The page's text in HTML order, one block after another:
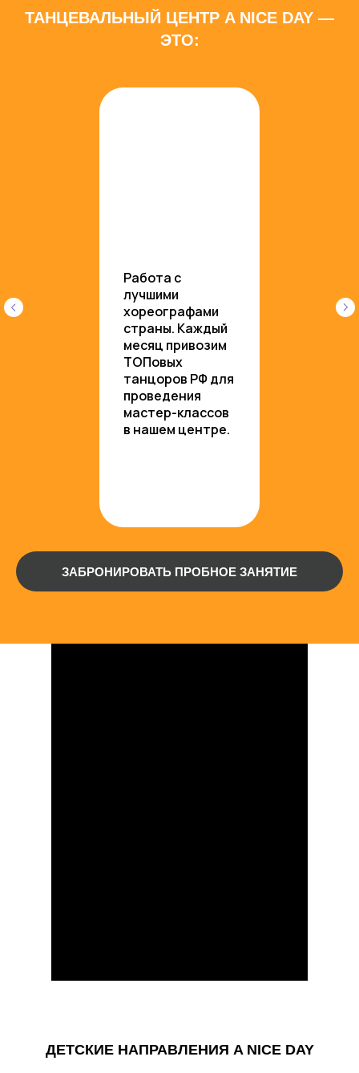
ТАНЦЕВАЛЬНЫЙ ЦЕНТР A NICE DAY —
ЭТО:
Работа с
лучшими
хореографами
страны. Каждый
месяц привозим
ТОПовых
танцоров РФ для
проведения
мастер-классов
в нашем центре.
ЗАБРОНИРОВАТЬ ПРОБНОЕ ЗАНЯТИЕ
ДЕТСКИЕ НАПРАВЛЕНИЯ A NICE DAY